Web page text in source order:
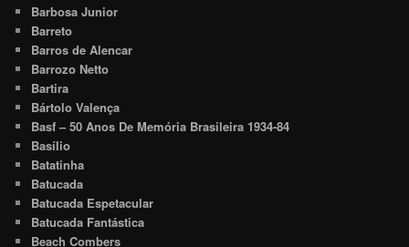
Barbosa Junior
Barreto
Barros de Alencar
Barrozo Netto
Bartira
Bártolo Valença
Basf – 50 Anos De Memória Brasileira 1934-84
Basílio
Batatinha
Batucada
Batucada Espetacular
Batucada Fantástica
Beach Combers